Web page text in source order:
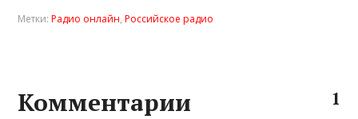
Метки:Радио онлайн,Российское радио
Комментарии 1